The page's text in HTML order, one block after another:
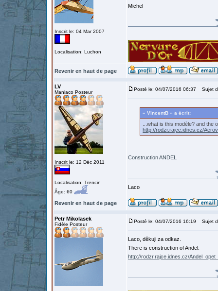
Inscrit le: 04 Mar 2007
Localisation: Luchon
Michel
Revenir en haut de page
LV
Maniaco Posteur
Inscrit le: 12 Déc 2011
Localisation: Trencin
Âge: 60
Posté le: 04/07/2016 06:37 Sujet
« VincentB » a écrit:
...what is this modèle? and the
http://rodzr.rajce.idnes.cz/
Construction ANDEL
Laco
Revenir en haut de page
Petr Mikolasek
Fidèle Posteur
Posté le: 04/07/2016 16:19 Sujet
Laco, děkuji za odkaz.
There is construction of Andel:
http://rodzr.rajce.idnes.cz/